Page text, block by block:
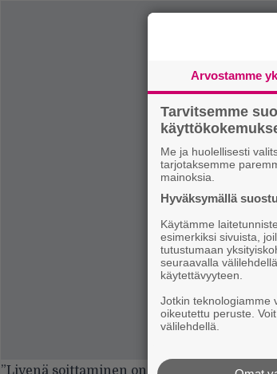
”Livenä soittaminen on myös siistiä,
Arvostamme
Tarvitsemme
Me ja huolellisesti
tarjotaksemme
mainoksia.
Hyväksymällä
Käytämme
esimerkiksi sivuista,
tutustumaan
seuraavalla
käytettävyyteen.
Jotkin teknologiamme
oikeutettu peruste.
välilehdellä.